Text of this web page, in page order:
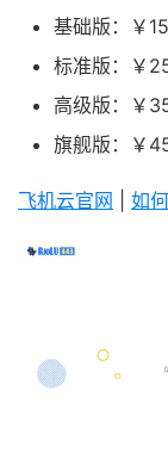
基础版：￥
标准版：￥
高级版：￥
旗舰版：￥
飞机云官网 如